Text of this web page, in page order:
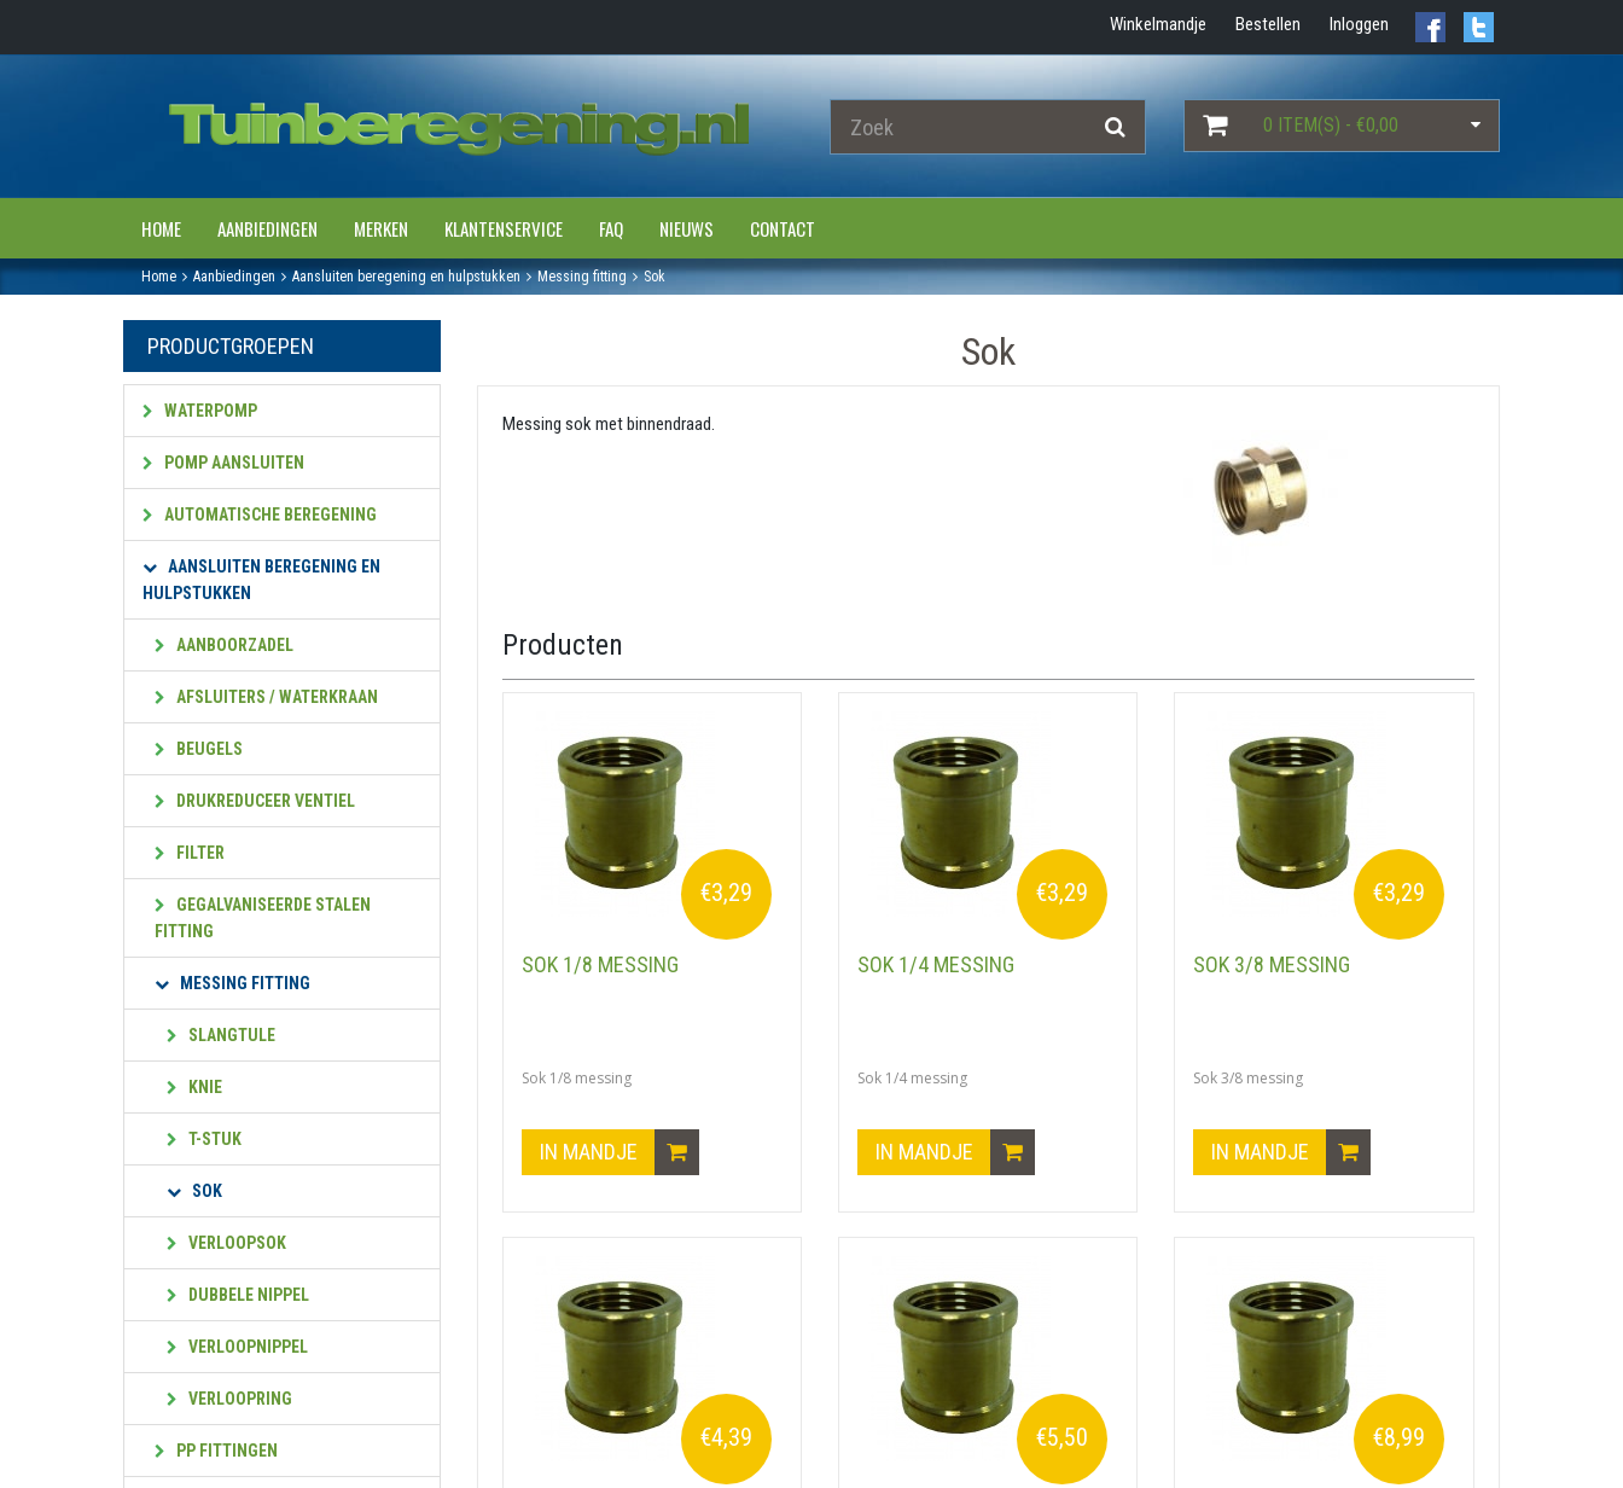
Winkelmandje Bestellen Inloggen
0 ITEM(S) - €0,00
HOME AANBIEDINGEN MERKEN KLANTENSERVICE FAQ NIEUWS CONTACT
Home Aanbiedingen Aansluiten beregening en hulpstukken Messing fitting Sok
PRODUCTGROEPEN
WATERPOMP
POMP AANSLUITEN
AUTOMATISCHE BEREGENING
AANSLUITEN BEREGENING EN
HULPSTUKKEN
AANBOORZADEL
AFSLUITERS / WATERKRAAN
BEUGELS
DRUKREDUCEER VENTIEL
FILTER
GEGALVANISEERDE STALEN
FITTING
MESSING FITTING
SLANGTULE
KNIE
T-STUK
SOK
VERLOOPSOK
DUBBELE NIPPEL
VERLOOPNIPPEL
VERLOOPRING
PP FITTINGEN
Sok
Messing sok met binnendraad.
Producten
€3,29
SOK 1/8 MESSING
Sok 1/8 messing
IN MANDJE
€3,29
SOK 1/4 MESSING
Sok 1/4 messing
IN MANDJE
€3,29
SOK 3/8 MESSING
Sok 3/8 messing
IN MANDJE
€4,39 €5,50 €8,99